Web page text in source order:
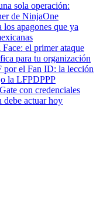
sola operación:
de NinjaOne
los apagones que ya
el primer ataque
para tu organización
por el Fan ID: la lección
la LFPDPPP
con credenciales
debe actuar hoy